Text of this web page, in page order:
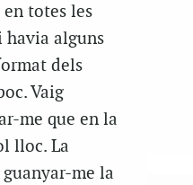
totes les
havia alguns
dels
Vaig
me que en la
lloc. La
me la